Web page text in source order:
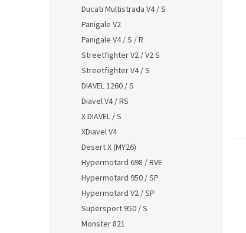
Ducati Multistrada V4 / S
Panigale V2
Panigale V4 / S / R
Streetfighter V2 / V2 S
Streetfighter V4 / S
DIAVEL 1260 / S
Diavel V4 / RS
X DIAVEL / S
XDiavel V4
Desert X (MY26)
Hypermotard 698 / RVE
Hypermotard 950 / SP
Hypermotard V2 / SP
Supersport 950 / S
Monster 821